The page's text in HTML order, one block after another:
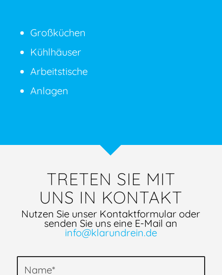
Großküchen
Kühlhäuser
Arbeitstische
Anlagen
TRETEN SIE MIT
UNS IN KONTAKT
Nutzen Sie unser Kontaktformular oder
senden Sie uns eine E-Mail an
info@klarundrein.de